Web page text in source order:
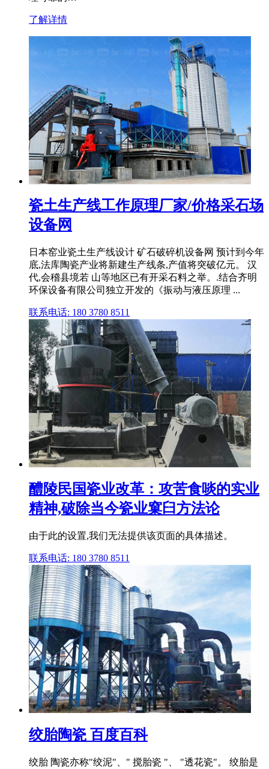
了解详情
瓷土生产线工作原理厂家/价格采石场
设备网
日本窑业瓷土生产线设计 矿石破碎机设备网 预计到今年
底,法库陶瓷产业将新建生产线条,产值将突破亿元。 汉
代,会稽县境若 山等地区已有开采石料之举。.结合齐明
环保设备有限公司独立开发的《振动与液压原理 ...
联系电话: 180 3780 8511
醴陵民国瓷业改革：攻苦食啖的实业
精神,破除当今瓷业窠臼方法论
由于此的设置,我们无法提供该页面的具体描述。
联系电话: 180 3780 8511
绞胎陶瓷 百度百科
绞胎 陶瓷亦称"绞泥"、" 搅胎瓷 "、 "透花瓷"。 绞胎是